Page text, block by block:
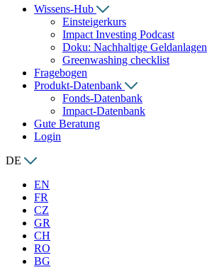
Wissens-Hub
Einsteigerkurs
Impact Investing Podcast
Doku: Nachhaltige Geldanlagen
Greenwashing checklist
Fragebogen
Produkt-Datenbank
Fonds-Datenbank
Impact-Datenbank
Gute Beratung
Login
DE
EN
FR
CZ
GR
CH
RO
BG